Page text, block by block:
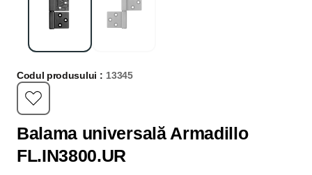
Codul produsului : 13345
Balama universală Armadillo
FL.IN3800.UR